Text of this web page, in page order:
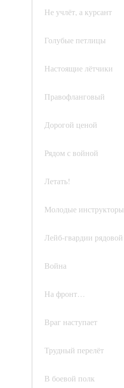
Не учлёт, а курсант
Голубые петлицы
Настоящие лётчики
Правофланговый
Дорогой ценой
Рядом с войной
Летать!
Молодые инструкторы
Лейб-гвардии рядовой
Война
На фронт…
Враг наступает
Трудный перелёт
В боевой полк